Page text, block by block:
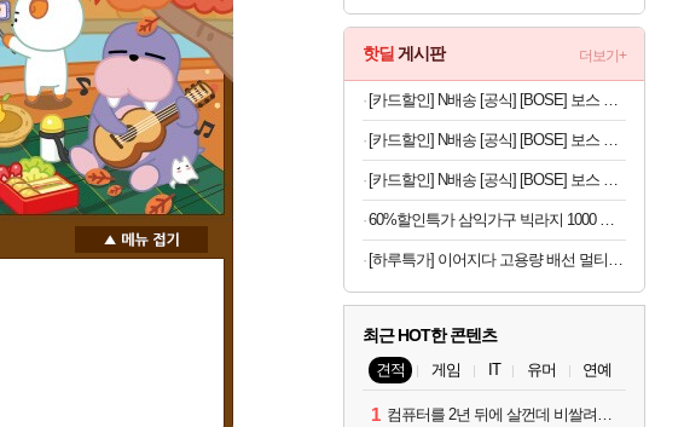
핫딜 게시판 더보기+
[카드할인] N배송 [공식] [BOSE] 보스 QC 울트라 헤드폰 2세대 데저트 골드
[카드할인] N배송 [공식] [BOSE] 보스 QC 울트라 헤드폰 2세대 블랙
[카드할인] N배송 [공식] [BOSE] 보스 QC 헤드폰 페탈핑크
60%할인특가 삼익가구 빅라지 1000 광폭 초대형 서랍장, 화이트+오크, 1000mm, 5단
[하루특가] 이어지다 고용량 배선 멀티탭 3구 OSB323
최근 HOT한 콘텐츠
견적 게임 IT 유머 연예
1 컴퓨터를 2년 뒤에 살껀데 비쌀려나요...?